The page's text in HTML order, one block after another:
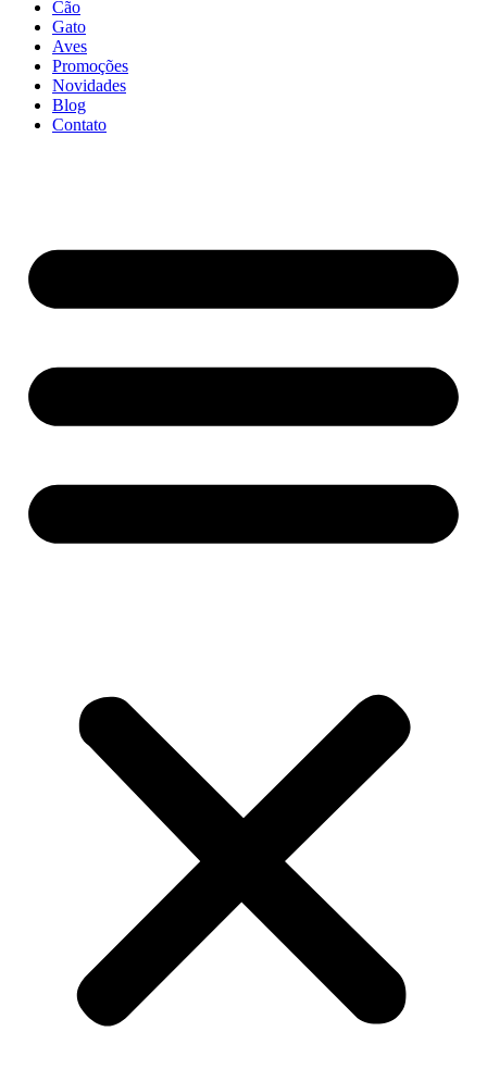
Cão
Gato
Aves
Promoções
Novidades
Blog
Contato